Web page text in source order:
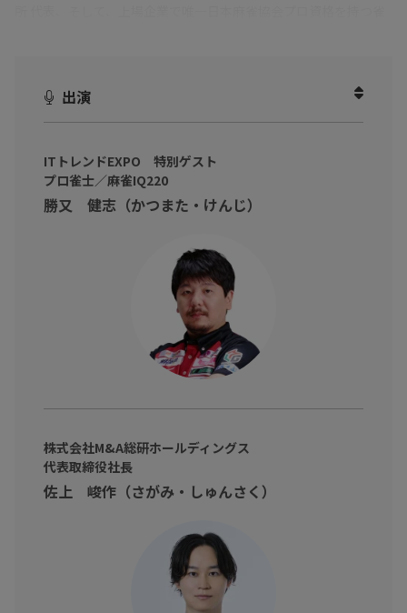
通する「勝負の本質」を深掘りし、意思決定層へ実践的示唆を届
決定に刺激とヒントをもらえるセッションです。
出演
ITトレンドEXPO 特別ゲスト
プロ雀士／麻雀IQ220
勝又 健志（かつまた・けんじ）
株式会社M&A総研ホールディングス
代表取締役社長
佐上 峻作（さがみ・しゅんさく）